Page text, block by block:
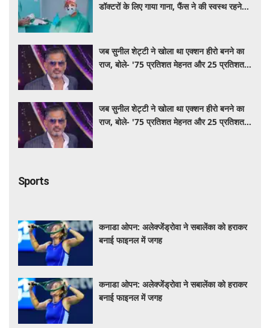
डॉक्टरों के लिए गाया गाना, फैंस ने की स्वस्थ रहने
जब सुनील शेट्टी ने खोला था एक्शन हीरो बनने का
राज, बोले- '75 प्रतिशत मेहनत और 25 प्रतिशत
जब सुनील शेट्टी ने खोला था एक्शन हीरो बनने का
राज, बोले- '75 प्रतिशत मेहनत और 25 प्रतिशत
Sports
कनाडा ओपन: अलेक्जेंड्रोवा ने सबालेंका को हराकर
बनाई फाइनल में जगह
कनाडा ओपन: अलेक्जेंड्रोवा ने सबालेंका को हराकर
बनाई फाइनल में जगह